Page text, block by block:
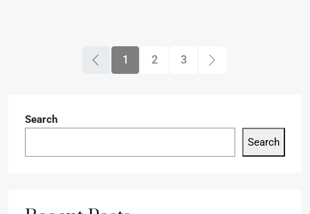
1 2 3
Search
Search